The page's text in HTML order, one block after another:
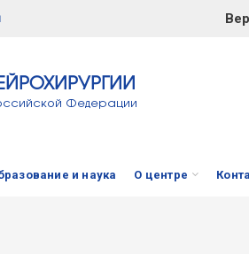
Федерации
и наука О центре